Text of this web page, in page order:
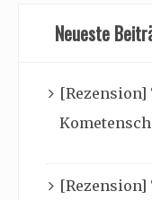
Neueste
[Rezension]